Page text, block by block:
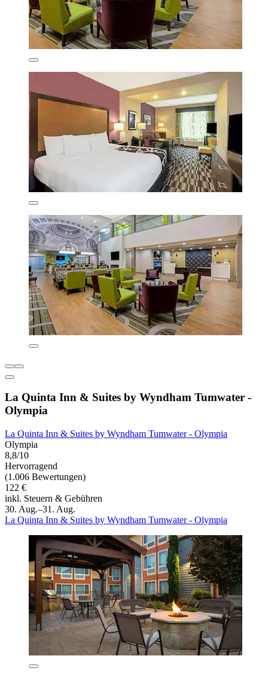
La Quinta Inn & Suites by Wyndham Tumwater -
Olympia
La Quinta Inn & Suites by Wyndham Tumwater - Olympia
Olympia
8,8/10
Hervorragend
(1.006 Bewertungen)
122 €
inkl. Steuern & Gebühren
30. Aug.–31. Aug.
La Quinta Inn & Suites by Wyndham Tumwater - Olympia